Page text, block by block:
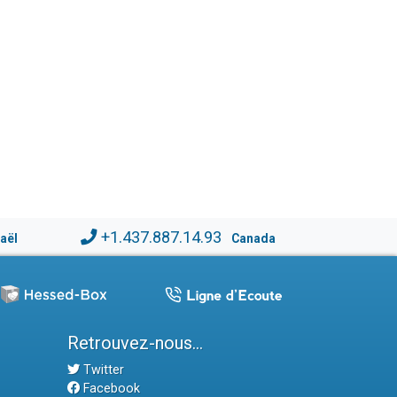
+1.437.887.14.93 Canada
Retrouvez-nous...
Twitter
Facebook